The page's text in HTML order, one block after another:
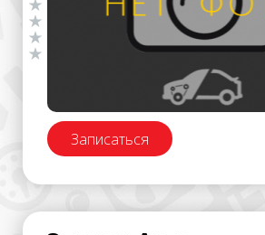
Записаться